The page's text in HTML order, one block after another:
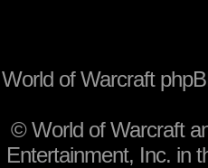
World of Warcraft
©World of Warcraft
Entertainment, Inc. in